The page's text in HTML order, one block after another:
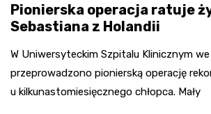
Pionierska operacja ratuje
Sebastiana z Holandii
W Uniwersyteckim Szpitalu Klinicznym we
przeprowadzono pionierską operację
u kilkunastomiesięcznego chłopca. Mały